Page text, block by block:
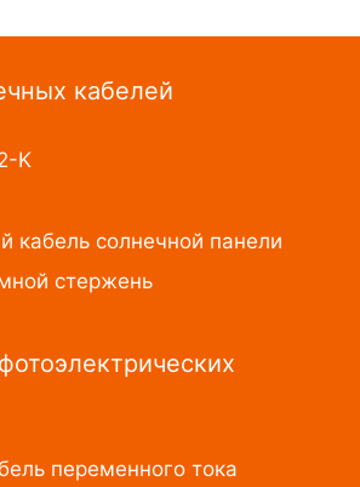
кабелей
K
кабель солнечной панели
стержень
переменного тока